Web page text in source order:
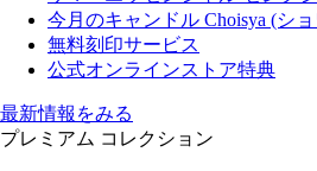
今月のキャンドル Choisya (シ
無料刻印サービス
公式オンラインストア特典
最新情報をみる
プレミアム コレクション